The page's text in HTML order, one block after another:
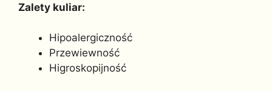
Zalety kuliar:
Hipoalergiczność
Przewiewność
Higroskopijność